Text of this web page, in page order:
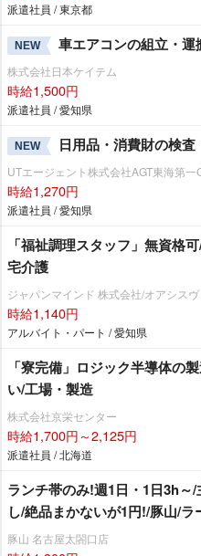
派遣社員 / 東京都
NEW 車エアコンの組立・
株式会社日本ケイテム
時給1,500円
派遣社員 / 愛知県
NEW 日用品・消費財の検
UTエージェント株式会社AGT東海第一
時給1,270円
派遣社員 / 愛知県
「福祉調理スタッフ」無資格
宅介護
ジャパンマインド 株式会社/オアシスヴ
時給1,140円
アルバイト・パート / 愛知県
「寮完備」ロジック半導体の
い/工場・製造
株式会社京栄センター
時給1,700円～2,125円
派遣社員 / 北海道
ランチ帯のみ!週1日・1日3h
し/絶品まかないが1円!/豚山/
豚山 名古屋太閤口店